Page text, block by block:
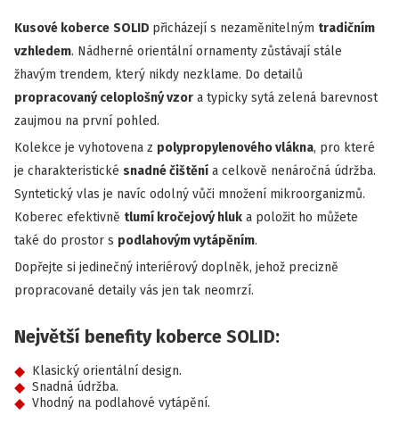
Kusové koberce SOLID přicházejí s nezaměnitelným tradičním
vzhledem. Nádherné orientální ornamenty zůstávají stále
žhavým trendem, který nikdy nezklame. Do detailů
propracovaný celoplošný vzor a typicky sytá zelená barevnost
zaujmou na první pohled.
Kolekce je vyhotovena z polypropylenového vlákna, pro které
je charakteristické snadné čištění a celkově nenáročná údržba.
Syntetický vlas je navíc odolný vůči množení mikroorganizmů.
Koberec efektivně tlumí kročejový hluk a položit ho můžete
také do prostor s podlahovým vytápěním.
Dopřejte si jedinečný interiérový doplněk, jehož precizně
propracované detaily vás jen tak neomrzí.
Největší benefity koberce SOLID:
Klasický orientální design.
Snadná údržba.
Vhodný na podlahové vytápění.